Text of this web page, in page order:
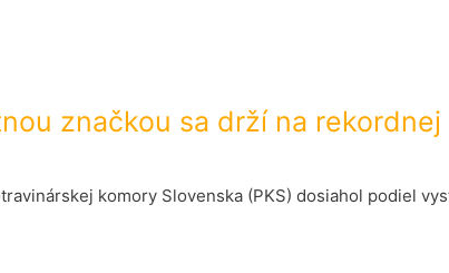
značkou sa drží na
komory Slovenska (PKS) dosiahol podiel